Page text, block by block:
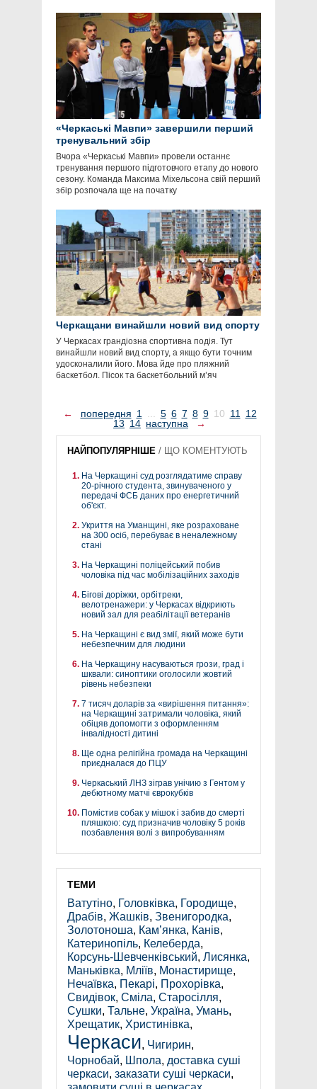
«Черкаські Мавпи» завершили перший
тренувальний збір
Вчора «Черкаські Мавпи» провели останнє
тренування першого підготовчого етапу до нового
сезону. Команда Максима Міхельсона свій перший
збір розпочала ще на початку
Черкащани винайшли новий вид спорту
У Черкасах грандіозна спортивна подія. Тут
винайшли новий вид спорту, а якщо бути точним
удосконалили його. Мова йде про пляжний
баскетбол. Пісок та баскетбольний м’яч
← попередня 1 ... 5 6 7 8 9 10 11 12
13 14 наступна →
НАЙПОПУЛЯРНІШЕ / ЩО КОМЕНТУЮТЬ
На Черкащині суд розглядатиме справу
20-річного студента, звинуваченого у
передачі ФСБ даних про енергетичний
об'єкт.
Укриття на Уманщині, яке розраховане
на 300 осіб, перебуває в неналежному
стані
На Черкащині поліцейський побив
чоловіка під час мобілізаційних заходів
Бігові доріжки, орбітреки,
велотренажери: у Черкасах відкриють
новий зал для реабілітації ветеранів
На Черкащині є вид змії, який може бути
небезпечним для людини
На Черкащину насуваються грози, град і
шквали: синоптики оголосили жовтий
рівень небезпеки
7 тисяч доларів за «вирішення питання»:
на Черкащині затримали чоловіка, який
обіцяв допомогти з оформленням
інвалідності дитині
Ще одна релігійна громада на Черкащині
приєдналася до ПЦУ
Черкаський ЛНЗ зіграв унічию з Гентом у
дебютному матчі єврокубків
Помістив собак у мішок і забив до смерті
пляшкою: суд призначив чоловіку 5 років
позбавлення волі з випробуванням
ТЕМИ
Ватутіно, Головківка, Городище,
Драбів, Жашків, Звенигородка,
Золотоноша, Кам’янка, Канів,
Катеринопіль, Келеберда,
Корсунь-Шевченківський, Лисянка,
Маньківка, Мліїв, Монастирище,
Нечаївка, Пекарі, Прохорівка,
Свидівок, Сміла, Старосілля,
Сушки, Тальне, Україна, Умань,
Хрещатик, Христинівка,
Черкаси, Чигирин,
Чорнобай, Шпола, доставка суші
черкаси, заказати суші черкаси,